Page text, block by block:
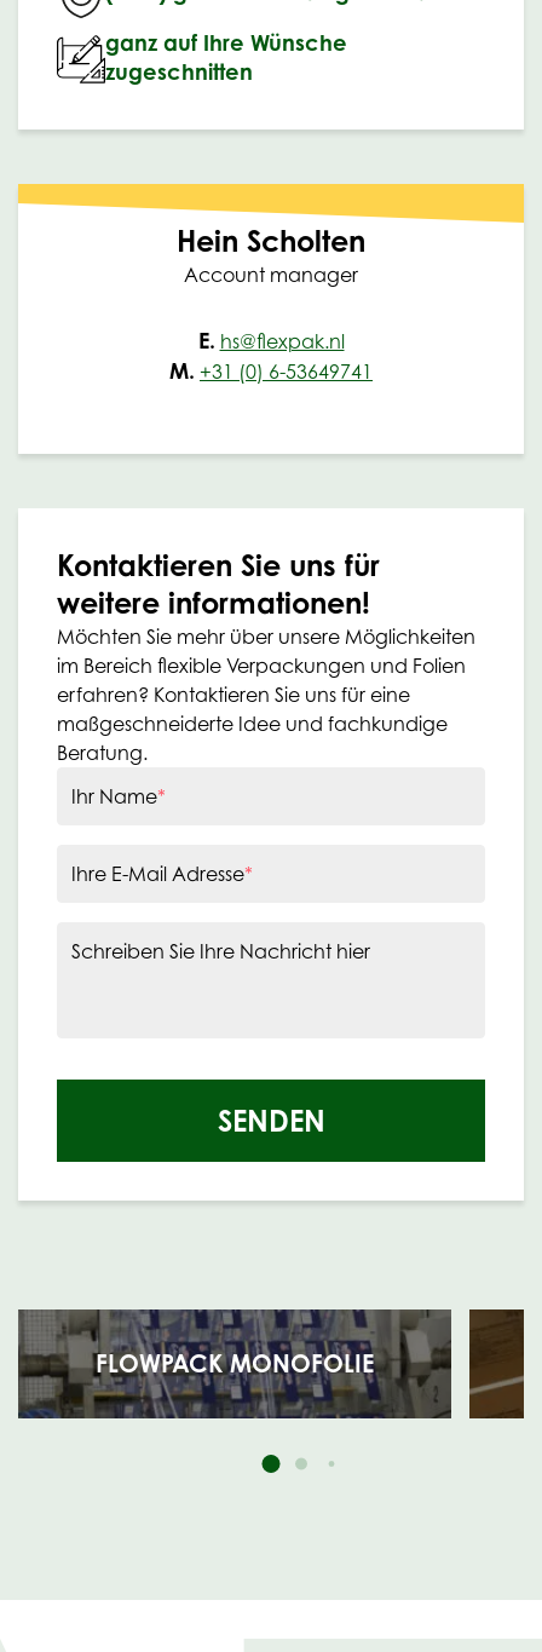
ganz auf Ihre Wünsche
zugeschnitten
Hein Scholten
Account manager
E. hs@flexpak.nl
M. +31 (0) 6-53649741
Kontaktieren Sie uns für
weitere informationen!
Möchten Sie mehr über unsere Möglichkeiten
im Bereich flexible Verpackungen und Folien
erfahren? Kontaktieren Sie uns für eine
maßgeschneiderte Idee und fachkundige
Beratung.
Ihr Name*
Ihre E-Mail Adresse*
Schreiben Sie Ihre Nachricht hier
SENDEN
FLOWPACK MONOFOLIE